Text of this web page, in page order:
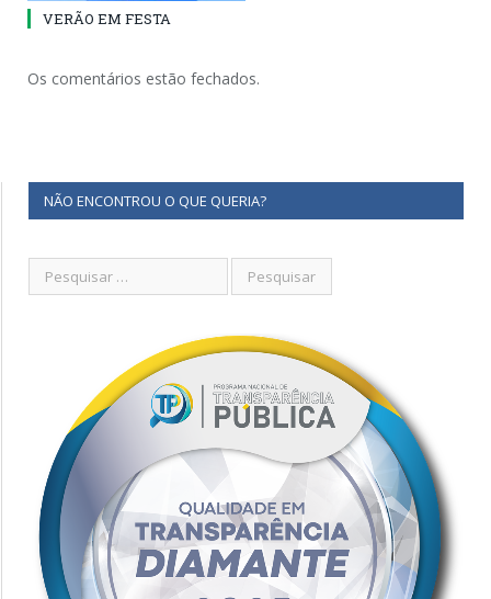
VERÃO EM FESTA
Os comentários estão fechados.
NÃO ENCONTROU O QUE QUERIA?